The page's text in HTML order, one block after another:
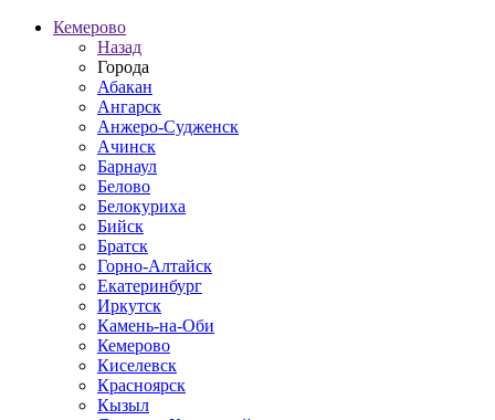
Кемерово
Назад
Города
Абакан
Ангарск
Анжеро-Судженск
Ачинск
Барнаул
Белово
Белокуриха
Бийск
Братск
Горно-Алтайск
Екатеринбург
Иркутск
Камень-на-Оби
Кемерово
Киселевск
Красноярск
Кызыл